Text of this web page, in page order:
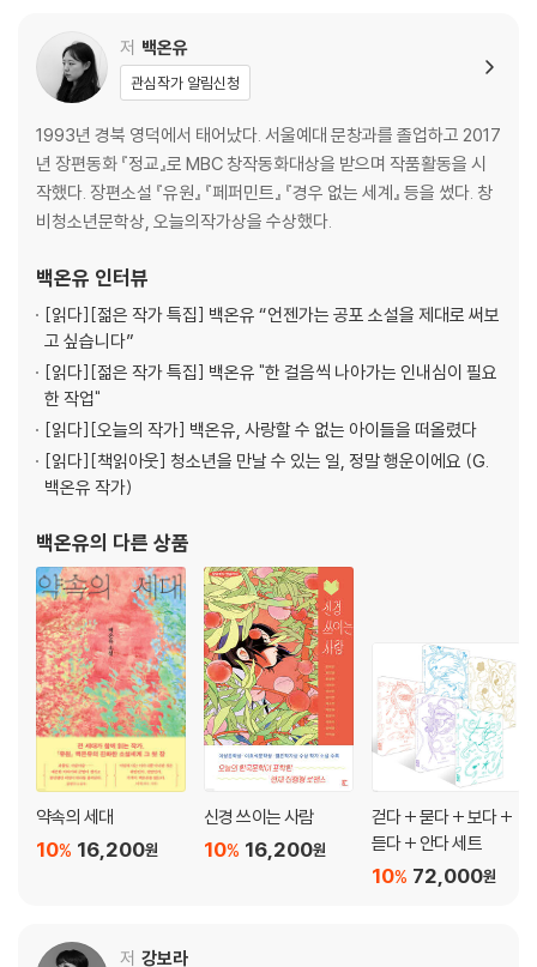
간 매섭게 터져나오는 불편한 진실을 적나라하게 드러내 보인다.
성혜령의 「원경」은 유방암 가족력을 지녔다는 이유로 오랜 연인인 ‘원경’에
게 이별을 통보했던 ‘신오’가 도리어 자신이 암에 걸려 그녀를 다시 찾게 된
다는 아이러니를 통해 개인에게 불어닥친 스산하고 불길한 현실의 민낯을
독특한 울림으로 풀어낸 작품이다.
애’의 아기를 임신할 수 있다는 파격적인 설정 속에서 아름다움이라는 절
대적 가치를 향해 거침없이 돌진하는 여성의 욕망과 좌절을 내밀하게 그려
낸 문제작이다.
현호정의 「~~물결치는~몸~떠다니는~혼~~」은 ‘지구에 빙의된 사람’이
라는 신화적 상상력을 밀도 높은 묘사와 실험적인 문체로 효과적으로 펼쳐
보인 작품으로, 전 지구적 재앙이 닥친 절체절명의 위기 속에서 서로 기생
하고 공생하며 생존했던 인류의 이야기를 통해 생명의 근원과 세계의 기원
을 찾아 거슬러올라간다.
성해나 길티 클럽: 호랑이 만지기 … 137
작가노트 | 습자지 {사랑}
해설 | 박서양 시차視差와 시차時差
성혜령 원경 … 195
해설 | 전승민 불안에 관한 두 개의 방법론
이희주 최애의 아이 … 237
작가노트 | 그래서 이다음으로 무엇이 하고 싶냐면
해설 | 최다영 비공굿: 아이돌 2세
현호정 ~~물결치는~몸~떠다니는~혼~~ … 297
작가노트 | 。oㅇO
해설 | 성현아 액화된 몸으로 다시 쓰는 창세기
2025 제16회 젊은작가상
심사 경위 … 341
심사평 … 344
저 백온유
관심작가 알림신청
1993년 경북 영덕에서 태어났다. 서울예대 문창과를 졸업하고 2017
년 장편동화 『정교』로 MBC 창작동화대상을 받으며 작품활동을 시
작했다. 장편소설 『유원』 『페퍼민트』 『경우 없는 세계』 등을 썼다. 창
비청소년문학상, 오늘의작가상을 수상했다.
백온유 인터뷰
[읽다][젊은 작가 특집] 백온유 “언젠가는 공포 소설을 제대로 써보
고 싶습니다”
[읽다][젊은 작가 특집] 백온유 "한 걸음씩 나아가는 인내심이 필요
한 작업"
[읽다][오늘의 작가] 백온유, 사랑할 수 없는 아이들을 떠올렸다
[읽다][책읽아웃] 청소년을 만날 수 있는 일, 정말 행운이에요 (G.
백온유 작가)
백온유의 다른 상품
약속의 세대
16,200원
10%
신경 쓰이는 사람
16,200원
10%
걷다 + 묻다 + 보다 +
듣다 + 안다 세트
72,000원
10%
저 강보라